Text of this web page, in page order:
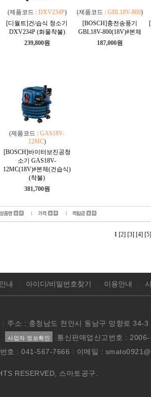
(제품코드 : DXV234P)
[디월트]건/습식 청소기
DXV234P (화물착불)
239,800원
(제품코드 : GBL18V-800)
[BOSCH]충전송풍기
GBL18V-800(18V)#본체
187,000원
(제품코드 : GAS18V-
12MC)
[BOSCH]바이터보진공청
소기 GAS18V-
12MC(18V)#본체(건습식)
(착불)
381,700원
1 [2] [3] [4] [5]
내 아이디/비밀번호찾기 이용안내
주소 : 충청남도 천안시 동남구 망향로 34-3
사업자 정보확인 통신판매업신고번호 :
호 : 041-567-7666 이메일 :
RESERVED, 스마토공구.